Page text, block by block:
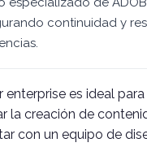
continuidad y
enterprise es ideal
la creación de
con un equipo de